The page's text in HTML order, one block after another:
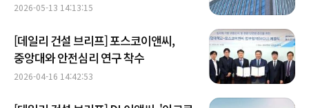
2026-05-13 14:13:15
[데일리 건설 브리프] 포스코이앤씨,
중앙대와 안전심리 연구 착수
2026-04-16 14:42:53